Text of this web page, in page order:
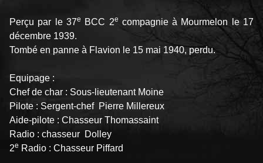
Perçu par le 37e BCC 2e compagnie à Mourmelon le 17
décembre 1939.
Tombé en panne à Flavion le 15 mai 1940, perdu.
Equipage :
Chef de char : Sous-lieutenant Moine
Pilote : Sergent-chef Pierre Millereux
Aide-pilote : Chasseur Thomassaint
Radio : chasseur Dolley
2e Radio : Chasseur Piffard